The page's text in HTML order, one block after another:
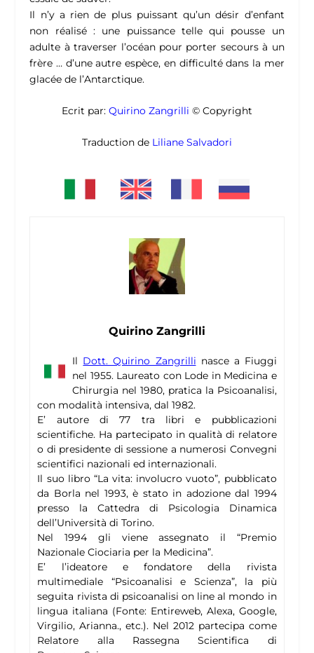
Il n’y a rien de plus puissant qu’un désir d’enfant
non réalisé : une puissance telle qui pousse un
adulte à traverser l’océan pour porter secours à un
frère … d’une autre espèce, en difficulté dans la mer
glacée de l’Antarctique.
Ecrit par: Quirino Zangrilli © Copyright
Traduction de Liliane Salvadori
Quirino Zangrilli
Il Dott. Quirino Zangrilli nasce a Fiuggi
nel 1955. Laureato con Lode in Medicina e
Chirurgia nel 1980, pratica la Psicoanalisi,
con modalità intensiva, dal 1982.
E’ autore di 77 tra libri e pubblicazioni
scientifiche. Ha partecipato in qualità di relatore
o di presidente di sessione a numerosi Convegni
scientifici nazionali ed internazionali.
Il suo libro “La vita: involucro vuoto”, pubblicato
da Borla nel 1993, è stato in adozione dal 1994
presso la Cattedra di Psicologia Dinamica
dell’Università di Torino.
Nel 1994 gli viene assegnato il “Premio
Nazionale Ciociaria per la Medicina”.
E’ l’ideatore e fondatore della rivista
multimediale “Psicoanalisi e Scienza”, la più
seguita rivista di psicoanalisi on line al mondo in
lingua italiana (Fonte: Entireweb, Alexa, Google,
Virgilio, Arianna., etc.). Nel 2012 partecipa come
Relatore alla Rassegna Scientifica di